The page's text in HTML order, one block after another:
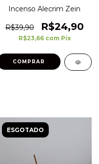
Incenso Alecrim Zein
R$39,90 R$24,90
R$23,66 com Pix
ESGOTADO